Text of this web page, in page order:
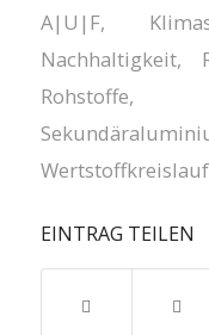
A|U|F,
Nachhaltigkeit,
Rohstoffe
Wertstoffkreislauf
EINTRAG TEILEN